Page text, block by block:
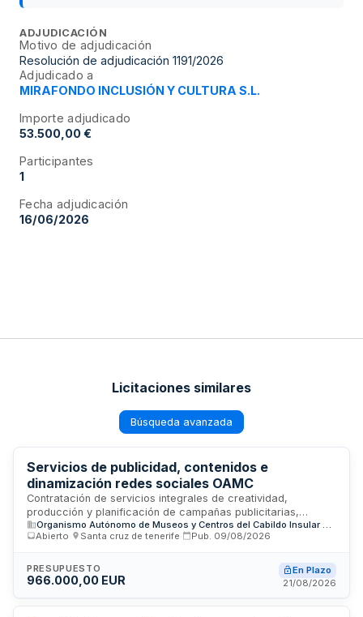
ADJUDICACIÓN
Motivo de adjudicación
Resolución de adjudicación 1191/2026
Adjudicado a
MIRAFONDO INCLUSIÓN Y CULTURA S.L.
Importe adjudicado
53.500,00 €
Participantes
1
Fecha adjudicación
16/06/2026
Licitaciones similares
Búsqueda avanzada
Servicios de publicidad, contenidos e
dinamización redes sociales OAMC
Contratación de servicios integrales de creatividad,
producción y planificación de campañas publicitarias,
compra de soportes, creación de contenidos informativos y
gestión de redes sociales para el Organismo Autónomo de
Organismo Autónomo de Museos y Centros del Cabildo Insular de Tenerife (OAMC)
Abierto
Santa cruz de tenerife Pub. 09/08/2026
PRESUPUESTO
966.000,00 EUR
En Plazo
21/08/2026